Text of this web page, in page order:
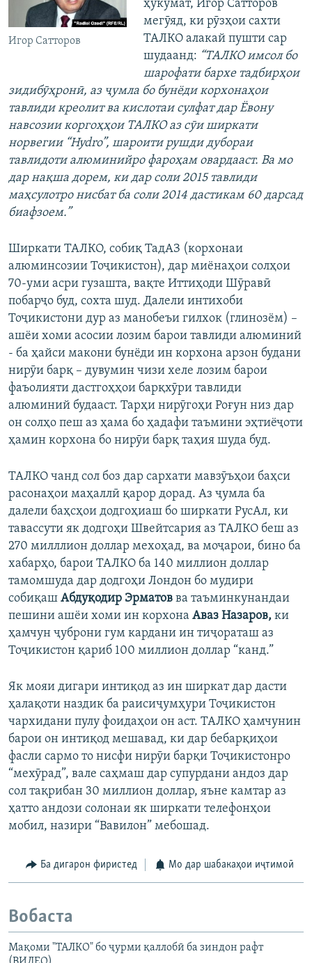
Игор Сатторов
ҳукумат, Игор Сатторов
мегӯяд, ки рӯзҳои сахти
ТАЛКО алакай пушти сар
шудаанд: “ТАЛКО имсол бо
шарофати бархе тадбирҳои
зидибӯҳронӣ, аз ҷумла бо бунёди корхонаҳои
тавлиди креолит ва кислотаи сулфат дар Ёвону
навсозии коргоҳҳои ТАЛКО аз сӯи ширкати
норвегии “Hydro”, шароити рушди дубораи
тавлидоти алюминийро фароҳам овардааст. Ва мо
дар нақша дорем, ки дар соли 2015 тавлиди
маҳсулотро нисбат ба соли 2014 дастикам 60 дарсад
биафзоем.”
Ширкати ТАЛКО, собиқ ТадАЗ (корхонаи
алюминсозии Тоҷикистон), дар миёнаҳои солҳои
70-уми асри гузашта, вақте Иттиҳоди Шӯравӣ
побарҷо буд, сохта шуд. Далели интихоби
Тоҷикистони дур аз манобеъи гилхок (глинозём) –
ашёи хоми асосии лозим барои тавлиди алюминий
- ба ҳайси макони бунёди ин корхона арзон будани
нирӯи барқ – дувумин чизи хеле лозим барои
фаъолияти дастгоҳҳои барқхӯри тавлиди
алюминий будааст. Тарҳи нирӯгоҳи Роғун низ дар
он солҳо пеш аз ҳама бо ҳадафи таъмини эҳтиёҷоти
ҳамин корхона бо нирӯи барқ таҳия шуда буд.
ТАЛКО чанд сол боз дар сархати мавзӯъҳои баҳси
расонаҳои маҳаллӣ қарор дорад. Аз ҷумла ба
далели баҳсҳои додгоҳиаш бо ширкати РусАл, ки
тавассути як додгоҳи Швейтсария аз ТАЛКО беш аз
270 милллион доллар мехоҳад, ва моҷарои, бино ба
хабарҳо, барои ТАЛКО ба 140 миллион доллар
тамомшуда дар додгоҳи Лондон бо мудири
собиқаш Абдуқодир Эрматов ва таъминкунандаи
пешини ашёи хоми ин корхона Аваз Назаров, ки
ҳамчун ҷуброни гум кардани ин тиҷораташ аз
Тоҷикистон қариб 100 миллион доллар “канд.”
Як мояи дигари интиқод аз ин ширкат дар дасти
ҳалақоти наздик ба раисиҷумҳури Тоҷикистон
чархидани пулу фоидаҳои он аст. ТАЛКО ҳамчунин
барои он интиқод мешавад, ки дар бебарқиҳои
фасли сармо то нисфи нирӯи барқи Тоҷикистонро
“мехӯрад”, вале саҳмаш дар супурдани андоз дар
сол тақрибан 30 миллион доллар, яъне камтар аз
ҳатто андози солонаи як ширкати телефонҳои
мобил, назири “Вавилон” мебошад.
Ба дигарон фиристед Мо дар шабакаҳои иҷтимоӣ
Вобаста
Мақоми "ТАЛКО" бо ҷурми қаллобӣ ба зиндон рафт